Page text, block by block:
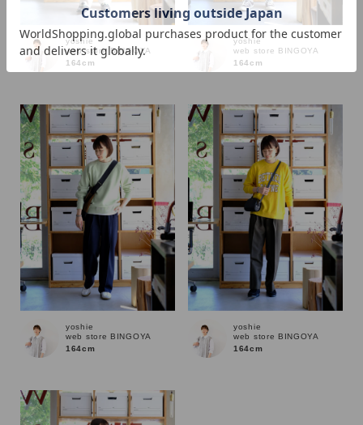
商品タイプ
通常商品 予約商品
セール価格 WEB限定
在庫
在庫あり 在庫なし含む
yoshie
web store BINGOYA
164cm
yoshie
web store BINGOYA
164cm
yoshie
web store BINGOYA
164cm
yoshie
web store BINGOYA
164cm